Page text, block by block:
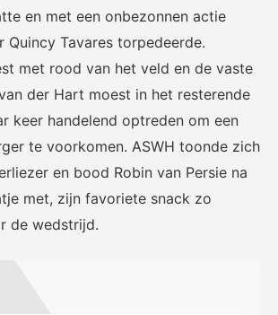
en met een onbezonnen actie
Quincy Tavares torpedeerde.
met rood van het veld en de vaste
der Hart moest in het resterende
keer handelend optreden om een
te voorkomen. ASWH toonde zich
en bood Robin van Persie na
met, zijn favoriete snack zo
de wedstrijd.